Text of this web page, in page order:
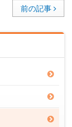
前の記事